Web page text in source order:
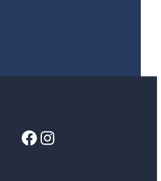
Facebook
Instagram